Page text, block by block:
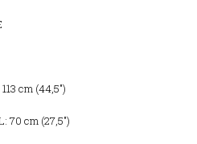
cm (44,5″)
70 cm (27,5″)